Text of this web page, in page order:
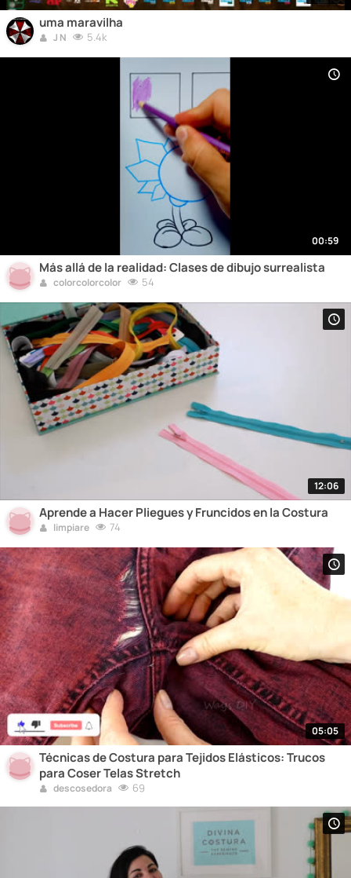
uma maravilha
J N 5.4k
00:59
Más allá de la realidad: Clases de dibujo surrealista
colorcolorcolor 54
12:06
Aprende a Hacer Pliegues y Fruncidos en la Costura
limpiare 74
05:05
Técnicas de Costura para Tejidos Elásticos: Trucos
para Coser Telas Stretch
descosedora 69